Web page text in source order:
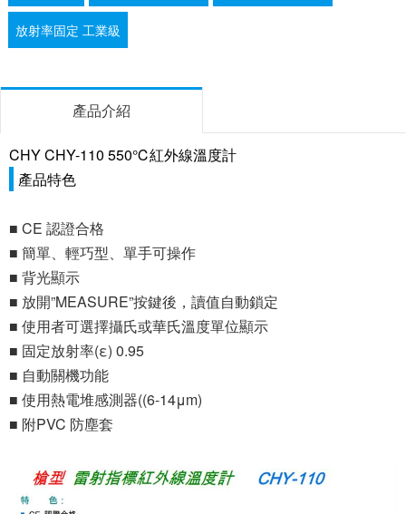
放射率固定 工業級
產品介紹
CHY CHY-110 550℃紅外線溫度計
產品特色
■ CE 認證合格
■ 簡單、輕巧型、單手可操作
■ 背光顯示
■ 放開”MEASURE”按鍵後，讀值自動鎖定
■ 使用者可選擇攝氏或華氏溫度單位顯示
■ 固定放射率(ε) 0.95
■ 自動關機功能
■ 使用熱電堆感測器((6-14μm)
■ 附PVC 防塵套